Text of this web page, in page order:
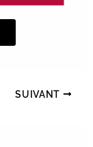
SUIVANT